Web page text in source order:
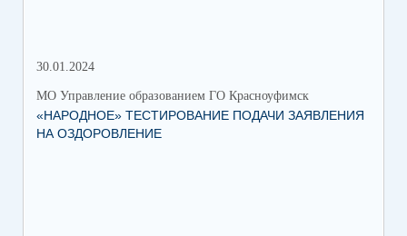
30.01.2024
МО Управление образованием ГО Красноуфимск
«НАРОДНОЕ» ТЕСТИРОВАНИЕ ПОДАЧИ ЗАЯВЛЕНИЯ
НА ОЗДОРОВЛЕНИЕ